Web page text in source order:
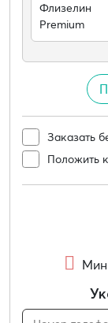
Флизелин
Premium
Заказать
Положить